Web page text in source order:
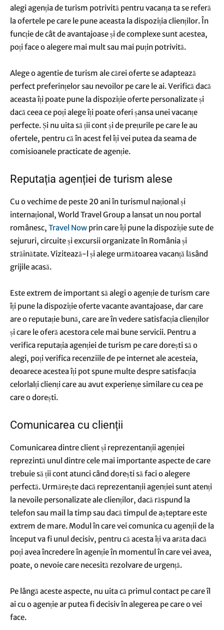
alegi agenția de turism potrivită pentru vacanța ta se referă
la ofertele pe care le pune aceasta la dispoziția clienților. În
funcție de cât de avantajoase și de complexe sunt acestea,
poți face o alegere mai mult sau mai puțin potrivită.
Alege oagentie de turism ale cărei oferte se adaptează
perfect preferințelor sau nevoilor pe care le ai. Verifică dacă
aceasta îți poate pune la dispoziție oferte personalizate și
dacă ceea ce poți alege îți poate oferi șansa unei vacanțe
perfecte. Și nu uita să ții cont și de prețurile pe care le au
ofertele, pentru că în acest fel îți vei putea da seama de
comisioanele practicate de agenție.
Reputația agenției de turism alese
Cu o vechime de peste 20 ani în turismul național și
internațional, World Travel Group a lansat un nou portal
românesc, Travel Now prin care îți pune la dispoziție sute de
sejururi, circuite și excursii organizate în România și
străinătate. Vizitează-l și alege următoarea vacanță lăsând
grijile acasă.
Este extrem de important să alegi o agenție de turism care
îți pune la dispozițieoferte vacanteavantajoase, dar care
are o reputație bună, care are în vedere satisfacția clienților
și care le oferă acestora cele mai bune servicii. Pentru a
verifica reputația agenției de turism pe care dorești să o
alegi, poți verifica recenziile de pe internet ale acesteia,
deoarece acestea îți pot spune multe despre satisfacția
celorlalți clienți care au avut experiențe similare cu cea pe
care o dorești.
Comunicarea cu clienții
Comunicarea dintre client și reprezentanții agenției
reprezintă unul dintre cele mai importante aspecte de care
trebuie să ții cont atunci când dorești să faci o alegere
perfectă. Urmărește dacă reprezentanții agenției sunt atenți
la nevoile personalizate ale clienților, dacă răspund la
telefon sau mail la timp sau dacă timpul de așteptare este
extrem de mare. Modul în care vei comunica cu agenții de la
început va fi unul decisiv, pentru că acesta îți va arăta dacă
poți avea încredere în agenție în momentul în care vei avea,
poate, o nevoie care necesită rezolvare de urgență.
Pe lângă aceste aspecte, nu uita că primul contact pe care îl
ai cu o agenție ar putea fi decisiv în alegerea pe care o vei
face.